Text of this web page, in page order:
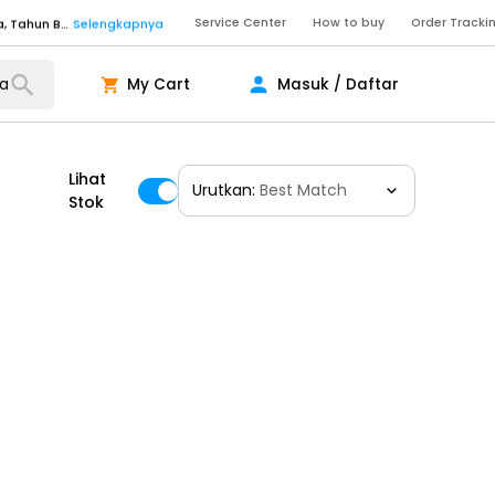
Senin - Sabtu (09:00-20:00), Minggu/Libur Nasional (10:00-18:00), Tutup pada Idul Fitri, Idul Adha, Tahun Baru Selengkapnya
Service Center How to buy Order
My Cart Masuk / Daftar
Lihat
Stok
Urutkan: Best Match